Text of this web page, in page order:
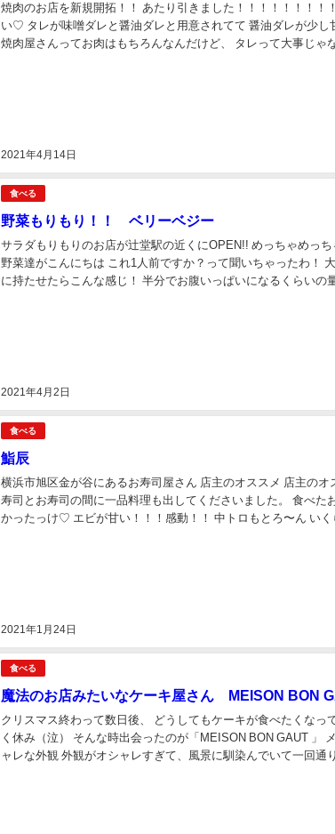
2021年4月14日
焼肉のお店を新規開拓！！ あたり引きました！！！！！！！！
い♡ タレが味噌ダレと醤油ダレと用意されてて 醤油ダレが少し
焼肉屋さんってお肉はもちろんなんだけど、 タレって大事じゃ
食べる
野菜もりもり！！ ベリーベジー
2021年4月2日
サラダもりもりのお店が辻堂駅の近くにOPEN!! めっちゃめっ
野菜達がこんにちは これ1人前ですか？って聞いちゃったわ！
に持たせたらこんな感じ！ 半分でお腹いっぱいになるくらいの
食べる
鮨辰
2021年1月24日
横浜市旭区金が谷にあるお寿司屋さん 店主のオススメ 店主のオ
寿司とお寿司の間に一品料理も出してくださいました。 食べた
かったっけ♡ エビが甘い！！！感動！！ 中トロもとろ〜ん いく
食べる
魔法のお店みたいなケーキ屋さん MEISON BON
クリスマス終わって数日後、 どうしてもケーキが食べたくなっ
く休み（泣） そんな時出会ったのが「MEISON BON GAUT 」 メゾンボングゥと読みます。 オシ
ャレな外観 外観がオシャレすぎて、風景に馴染んでいて一回通